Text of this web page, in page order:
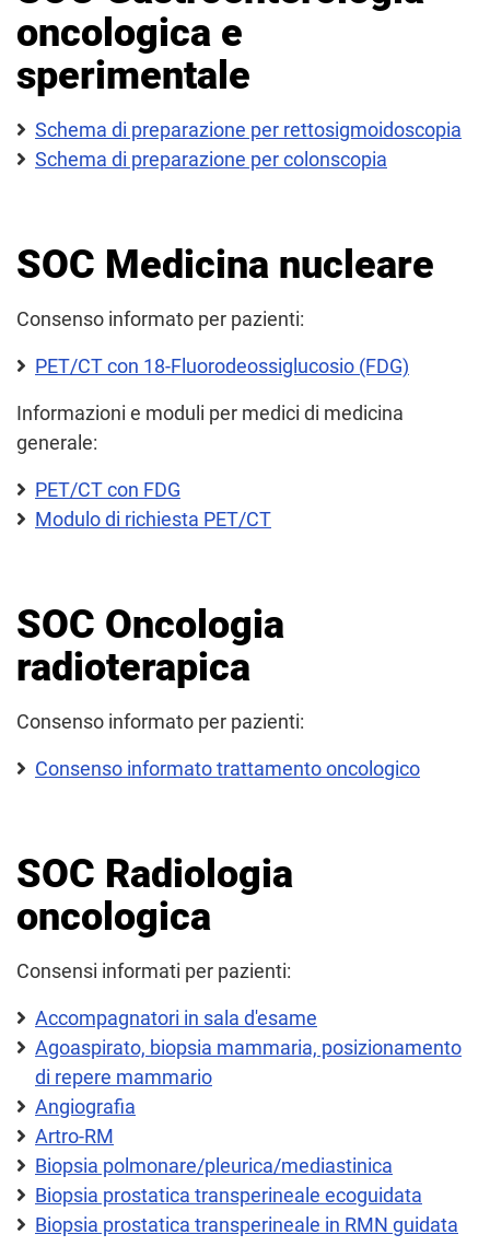
oncologica e
sperimentale
Schema di preparazione per rettosigmoidoscopia
Schema di preparazione per colonscopia
SOC Medicina nucleare
Consenso informato per pazienti:
PET/CT con 18-Fluorodeossiglucosio (FDG)
Informazioni e moduli per medici di medicina
generale:
PET/CT con FDG
Modulo di richiesta PET/CT
SOC Oncologia
radioterapica
Consenso informato per pazienti:
Consenso informato trattamento oncologico
SOC Radiologia
oncologica
Consensi informati per pazienti:
Accompagnatori in sala d'esame
Agoaspirato, biopsia mammaria, posizionamento
di repere mammario
Angiografia
Artro-RM
Biopsia polmonare/pleurica/mediastinica
Biopsia prostatica transperineale ecoguidata
Biopsia prostatica transperineale in RMN guidata